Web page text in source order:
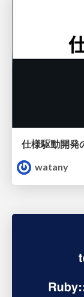
仕様駆動開発
watany